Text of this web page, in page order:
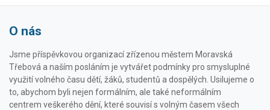
O nás
Jsme příspěvkovou organizací zřízenou městem Moravská
Třebová a naším posláním je vytvářet podmínky pro smysluplné
využití volného času dětí, žáků, studentů a dospělých. Usilujeme o
to, abychom byli nejen formálním, ale také neformálním
centrem veškerého dění, které souvisí s volným časem všech